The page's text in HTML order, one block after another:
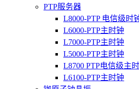
PTP服务器
L8000-PTP 电信级时
L6000-PTP主时钟
L7000-PTP主时钟
L5000-PTP主时钟
L8700 PTP电信级主
L6100-PTP主时钟